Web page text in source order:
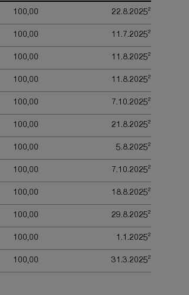
100,00 22.8.20252
100,00 11.7.20252
100,00 11.8.20252
100,00 11.8.20252
100,00 7.10.20252
100,00 21.8.20252
100,00 5.8.20252
100,00 7.10.20252
100,00 18.8.20252
100,00 29.8.20252
100,00 1.1.20252
100,00 31.3.20252